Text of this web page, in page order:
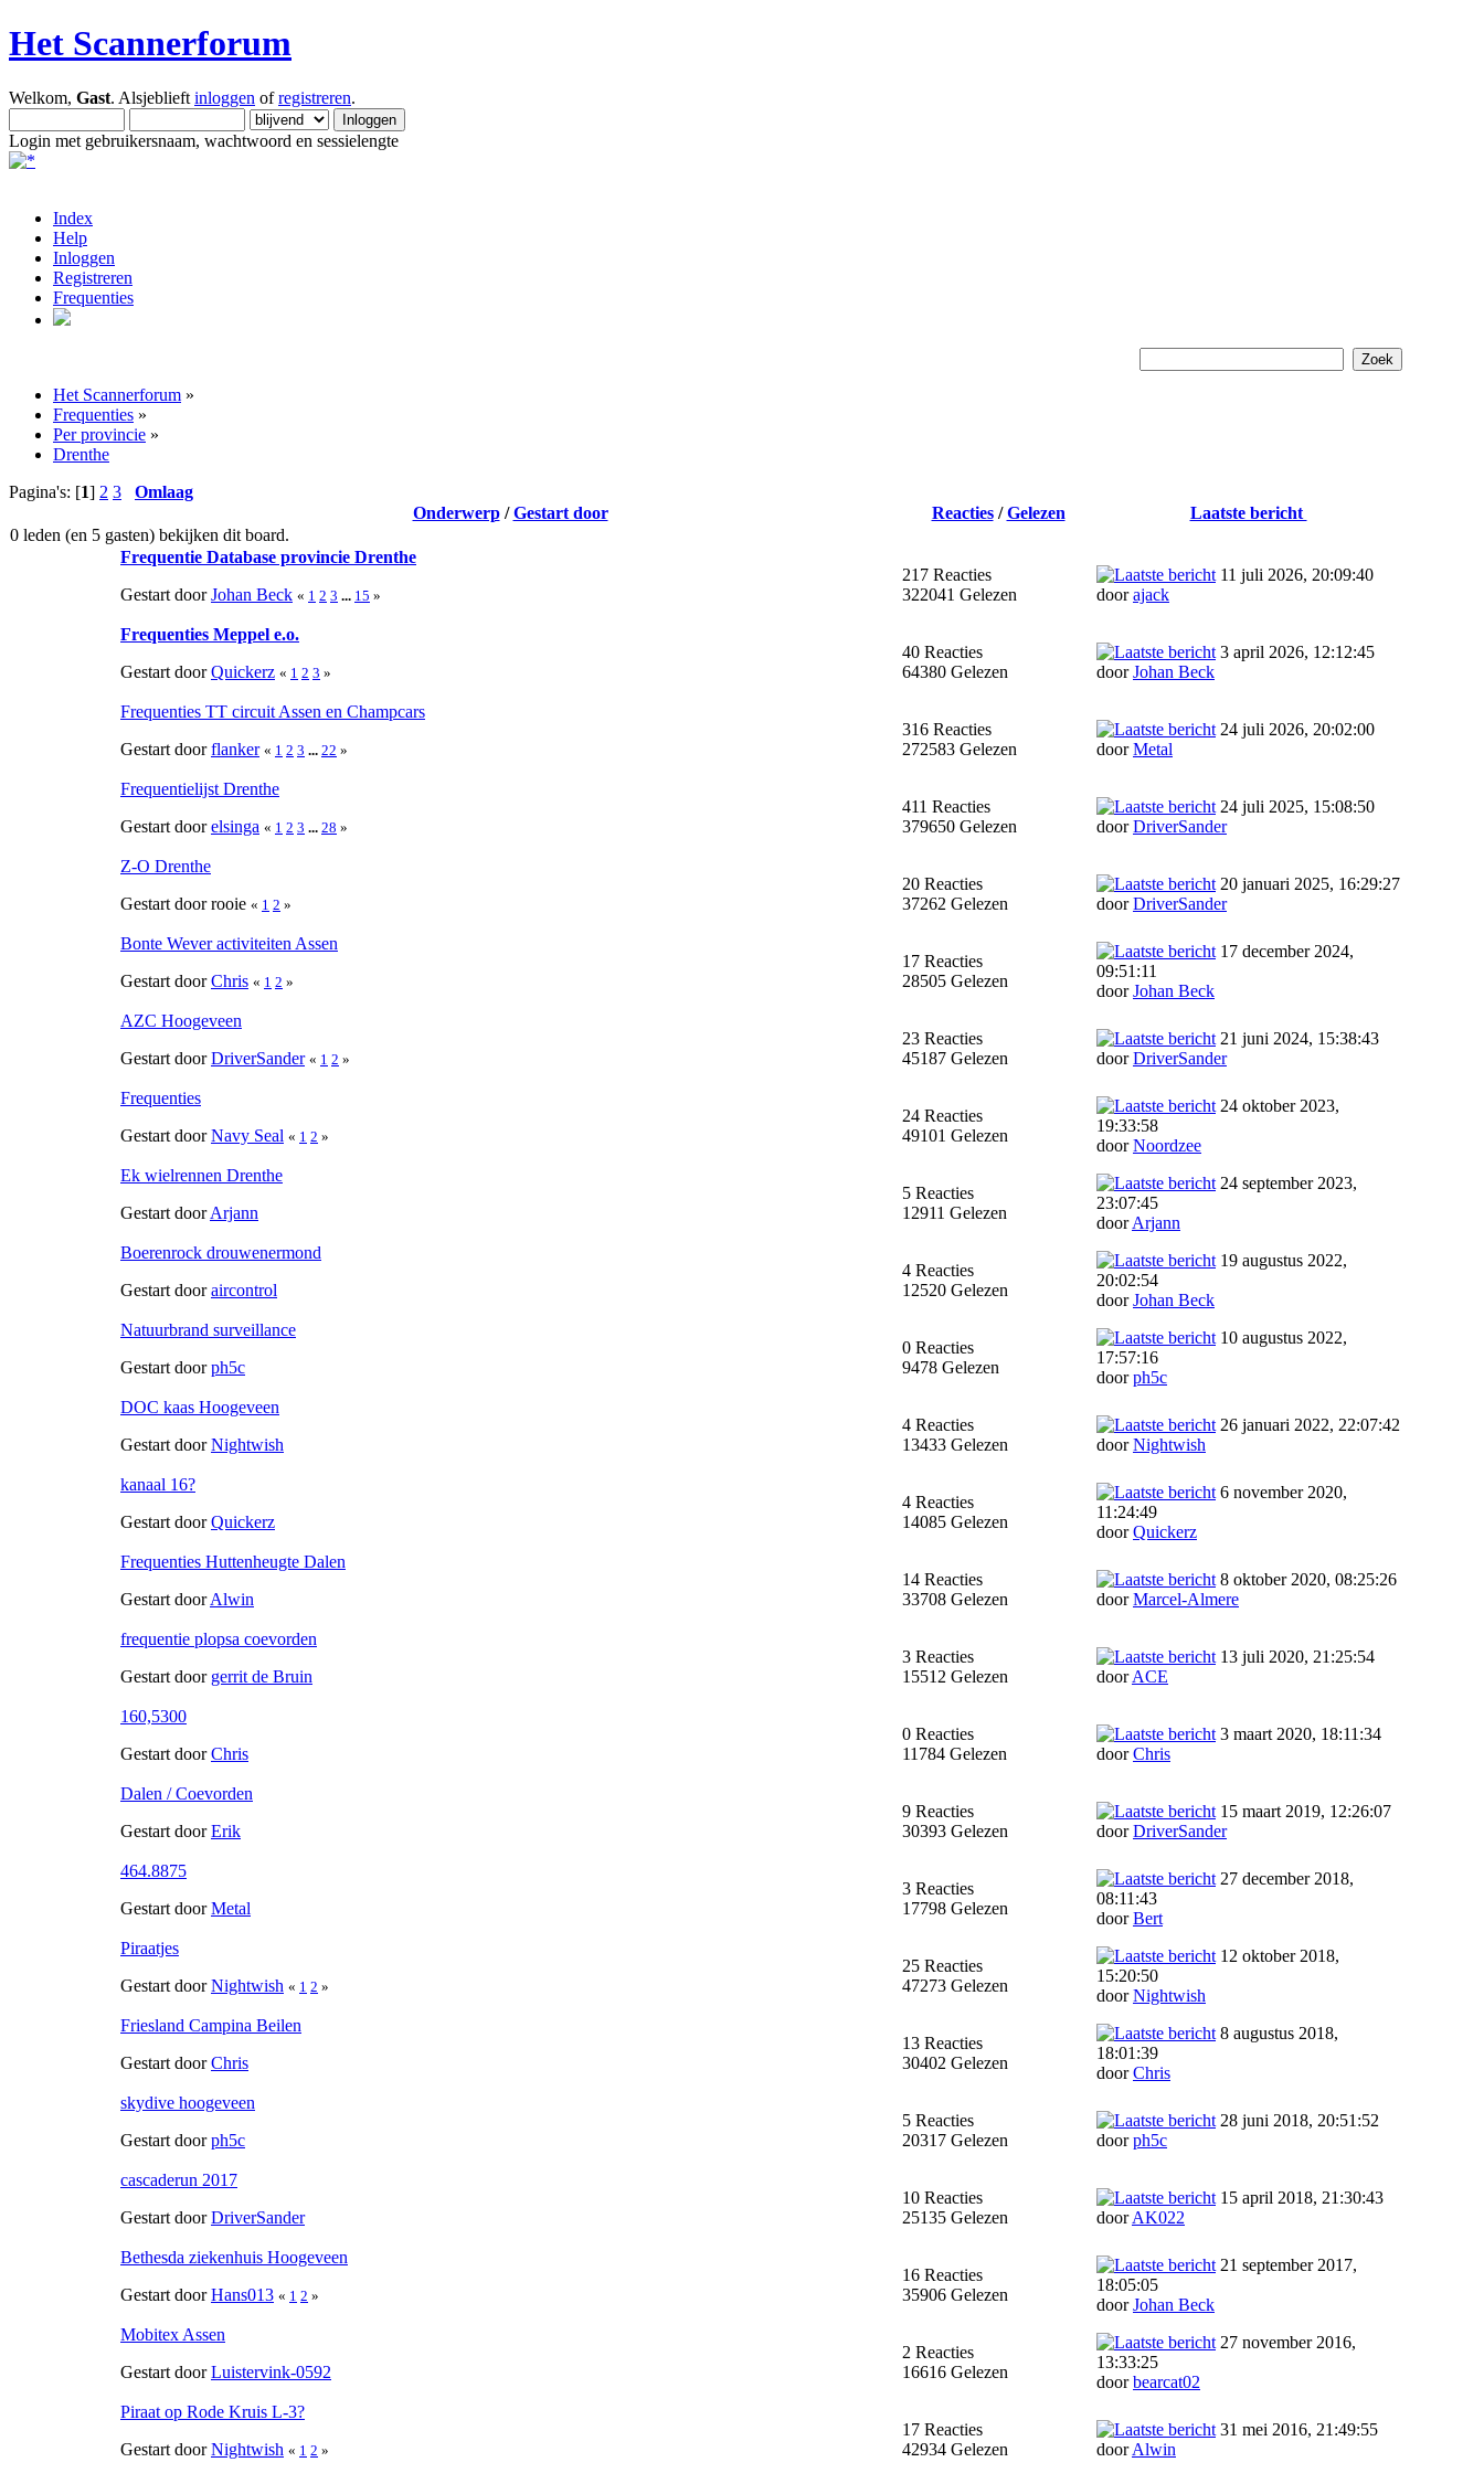
Het Scannerforum
Welkom, Gast. Alsjeblieft inloggen ofregistreren.
Login met gebruikersnaam, wachtwoord en sessielengte
Index
Help
Inloggen
Registreren
Frequenties
Het Scannerforum »
Frequenties »
Per provincie »
Drenthe
Pagina's: [1] 2 3
Omlaag
Onderwerp/Gestart door Reacties/Gelezen
Laatste bericht
0 leden (en 5 gasten) bekijken dit board.
Frequentie Database provincie Drenthe
Gestart doorJohan Beck « 1 2 3 ... 15 »
217 Reacties
322041 Gelezen
11 juli 2026, 20:09:40
doorajack
Frequenties Meppel e.o.
Gestart doorQuickerz « 1 2 3 »
40 Reacties
64380 Gelezen
3 april 2026, 12:12:45
doorJohan Beck
Frequenties TT circuit Assen en Champcars
Gestart doorflanker « 1 2 3 ... 22 »
316 Reacties
272583 Gelezen
24 juli 2026, 20:02:00
doorMetal
Frequentielijst Drenthe
Gestart doorelsinga « 1 2 3 ... 28 »
411 Reacties
379650 Gelezen
24 juli 2025, 15:08:50
doorDriverSander
Z-O Drenthe
Gestart door rooie « 1 2 »
20 Reacties
37262 Gelezen
20 januari 2025, 16:29:27
doorDriverSander
Bonte Wever activiteiten Assen
Gestart doorChris « 1 2 »
17 Reacties
28505 Gelezen
17 december 2024,
09:51:11
doorJohan Beck
AZC Hoogeveen
Gestart doorDriverSander « 1 2 »
23 Reacties
45187 Gelezen
21 juni 2024, 15:38:43
doorDriverSander
Frequenties
Gestart doorNavy Seal « 1 2 »
24 Reacties
49101 Gelezen
24 oktober 2023,
19:33:58
doorNoordzee
Ek wielrennen Drenthe
Gestart doorArjann
5 Reacties
12911 Gelezen
24 september 2023,
23:07:45
doorArjann
Boerenrock drouwenermond
Gestart dooraircontrol
4 Reacties
12520 Gelezen
19 augustus 2022,
20:02:54
doorJohan Beck
Natuurbrand surveillance
Gestart doorph5c
0 Reacties
9478 Gelezen
10 augustus 2022,
17:57:16
doorph5c
DOC kaas Hoogeveen
Gestart doorNightwish
4 Reacties
13433 Gelezen
26 januari 2022, 22:07:42
doorNightwish
kanaal 16?
Gestart doorQuickerz
4 Reacties
14085 Gelezen
6 november 2020,
11:24:49
doorQuickerz
Frequenties Huttenheugte Dalen
Gestart doorAlwin
14 Reacties
33708 Gelezen
8 oktober 2020, 08:25:26
doorMarcel-Almere
frequentie plopsa coevorden
Gestart door gerrit de Bruin
3 Reacties
15512 Gelezen
13 juli 2020, 21:25:54
doorACE
160,5300
Gestart doorChris
0 Reacties
11784 Gelezen
3 maart 2020, 18:11:34
doorChris
Dalen / Coevorden
Gestart doorErik
9 Reacties
30393 Gelezen
15 maart 2019, 12:26:07
doorDriverSander
464.8875
Gestart doorMetal
3 Reacties
17798 Gelezen
27 december 2018,
08:11:43
doorBert
Piraatjes
Gestart doorNightwish « 1 2 »
25 Reacties
47273 Gelezen
12 oktober 2018,
15:20:50
doorNightwish
Friesland Campina Beilen
Gestart doorChris
13 Reacties
30402 Gelezen
8 augustus 2018,
18:01:39
doorChris
skydive hoogeveen
Gestart doorph5c
5 Reacties
20317 Gelezen
28 juni 2018, 20:51:52
doorph5c
cascaderun 2017
Gestart doorDriverSander
10 Reacties
25135 Gelezen
15 april 2018, 21:30:43
doorAK022
Bethesda ziekenhuis Hoogeveen
Gestart doorHans013 « 1 2 »
16 Reacties
35906 Gelezen
21 september 2017,
18:05:05
doorJohan Beck
Mobitex Assen
Gestart doorLuistervink-0592
2 Reacties
16616 Gelezen
27 november 2016,
13:33:25
doorbearcat02
Piraat op Rode Kruis L-3?
Gestart doorNightwish « 1 2 »
17 Reacties
42934 Gelezen
31 mei 2016, 21:49:55
doorAlwin